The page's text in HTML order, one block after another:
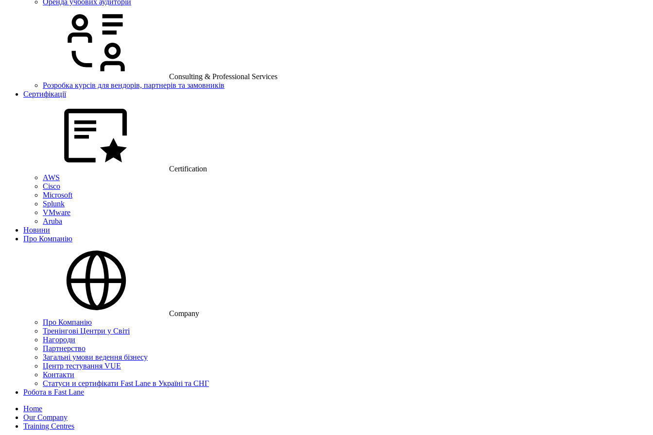
Оренда учбових аудиторій
Consulting & Professional Services
Розробка курсів для вендорів, партнерів та замовників
Сертифікації
Certification
AWS
Cisco
Microsoft
Splunk
VMware
Aruba
Новини
Про Компанію
Company
Про Компанію
Тренінгові Центри у Світі
Нагороди
Партнерство
Загальні умови ведення бізнесу
Центр тестування VUE
Контакти
Статуси и сертифікати Fast Lane в Україні та СНГ
Робота в Fast Lane
Home
Our Company
Training Centres